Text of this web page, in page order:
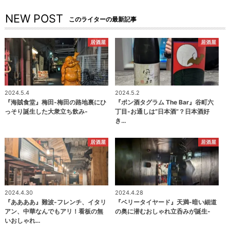
NEW POST このライターの最新記事
居酒屋
2024.5.4
『海賊食堂』梅田-梅田の路地裏にひ
っそり誕生した大衆立ち飲み-
居酒屋
2024.5.2
『ポン酒タグラム The Bar』谷町六
丁目-お通しは“日本酒”？日本酒好
き…
居酒屋
2024.4.30
『ああああ』難波-フレンチ、イタリ
アン、中華なんでもアリ！看板の無
いおしゃれ…
居酒屋
2024.4.28
『ベリータイヤード』天満-暗い細道
の奥に潜むおしゃれ立呑みが誕生-